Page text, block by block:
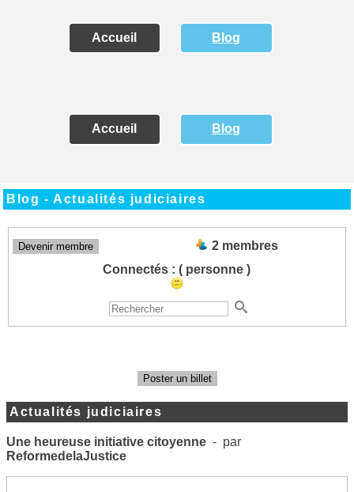
Accueil Blog
Accueil Blog
Blog - Actualités judiciaires
Devenir membre
2 membres
Connectés : ( personne )
Poster un billet
Actualités judiciaires
Une heureuse initiative citoyenne - par
ReformedelaJustice